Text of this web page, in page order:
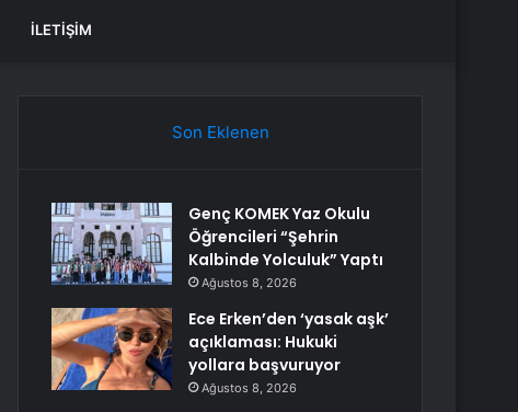
İLETIŞIM
Son Eklenen
Genç KOMEK Yaz Okulu
Öğrencileri “Şehrin
Kalbinde Yolculuk” Yaptı
Ağustos 8, 2026
Ece Erken’den ‘yasak aşk’
açıklaması: Hukuki
yollara başvuruyor
Ağustos 8, 2026